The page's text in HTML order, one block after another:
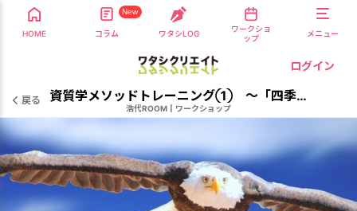
HOME
New
コラム ワタシLOG
ワークショ
ップ
メニュー
ログイン
戻る 資質学メソッドトレーニング① 〜「四季の宝」意識エネルギーから観る〜
浩代ROOM ワークショップ